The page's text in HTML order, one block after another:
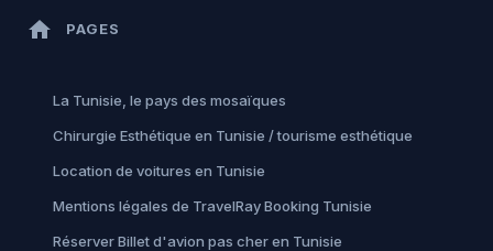
home PAGES
La Tunisie, le pays des mosaïques
Chirurgie Esthétique en Tunisie / tourisme esthétique
Location de voitures en Tunisie
Mentions légales de TravelRay Booking Tunisie
Réserver Billet d'avion pas cher en Tunisie